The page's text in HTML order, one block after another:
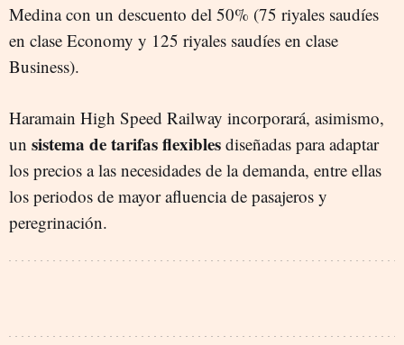
Medina con un descuento del 50% (75 riyales saudíes
en clase Economy y 125 riyales saudíes en clase
Business).
Haramain High Speed Railway incorporará, asimismo,
un sistema de tarifas flexibles diseñadas para adaptar
los precios a las necesidades de la demanda, entre ellas
los periodos de mayor afluencia de pasajeros y
peregrinación.